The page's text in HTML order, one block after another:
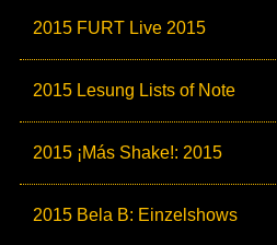
2015 FURT Live 2015
2015 Lesung Lists of Note
2015 ¡Más Shake!: 2015
2015 Bela B: Einzelshows